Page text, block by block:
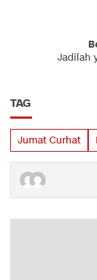
Jadilah
TAG
Jumat Curhat